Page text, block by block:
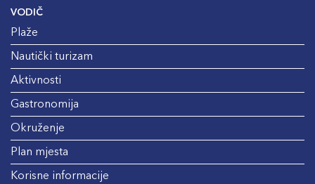
VODIČ
Plaže
Nautički turizam
Aktivnosti
Gastronomija
Okruženje
Plan mjesta
Korisne informacije